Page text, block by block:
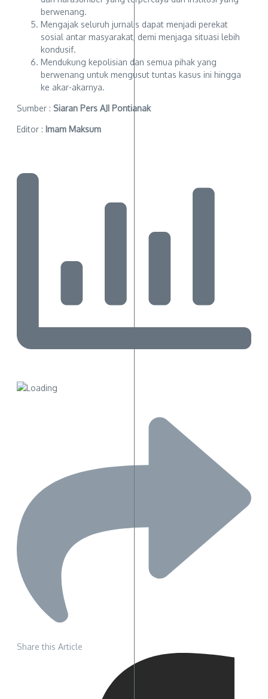
berwenang.
Mengajak seluruh jurnalis dapat menjadi perekat
sosial antar masyarakat, demi menjaga situasi lebih
kondusif.
Mendukung kepolisian dan semua pihak yang
berwenang untuk mengusut tuntas kasus ini hingga
ke akar-akarnya.
Sumber : Siaran Pers AJI Pontianak
Editor : Imam Maksum
Share this Article